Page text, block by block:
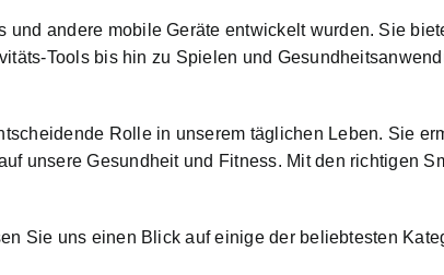
andere mobile Geräte entwickelt wurden. Sie
Tools bis hin zu Spielen und
Rolle in unserem täglichen Leben. Sie
unsere Gesundheit und Fitness. Mit den richtigen
Sie uns einen Blick auf einige der beliebtesten